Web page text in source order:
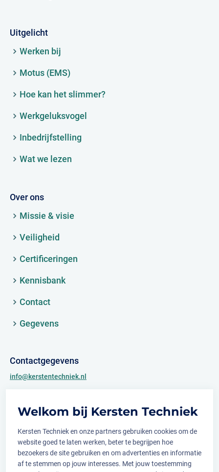
Welkom bij Kersten Techniek
Kersten Techniek en onze partners gebruiken cookies om de
website goed te laten werken, beter te begrijpen hoe
bezoekers de site gebruiken en om advertenties en informatie
af te stemmen op jouw interesses. Met jouw toestemming
Uitgelicht
Werken bij
Motus (EMS)
Hoe kan het slimmer?
Werkgeluksvogel
Inbedrijfstelling
Wat we lezen
Over ons
Missie & visie
Veiligheid
Certificeringen
Kennisbank
Contact
Gegevens
Contactgegevens
info@kerstentechniek.nl
Archimedesweg 2
Volg ons op